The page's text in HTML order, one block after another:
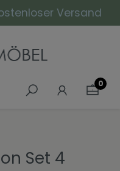
Versand
0
Set 4